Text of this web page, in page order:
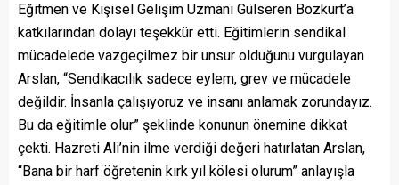
Eğitmen ve Kişisel Gelişim Uzmanı Gülseren Bozkurt’a
katkılarından dolayı teşekkür etti. Eğitimlerin sendikal
mücadelede vazgeçilmez bir unsur olduğunu vurgulayan
Arslan, “Sendikacılık sadece eylem, grev ve mücadele
değildir. İnsanla çalışıyoruz ve insanı anlamak zorundayız.
Bu da eğitimle olur” şeklinde konunun önemine dikkat
çekti. Hazreti Ali’nin ilme verdiği değeri hatırlatan Arslan,
“Bana bir harf öğretenin kırk yıl kölesi olurum” anlayışla